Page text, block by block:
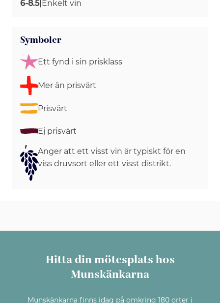
6-8.5|Enkelt vin
Symboler
Ett fynd i sin prisklass
Mer än prisvärt
Prisvärt
Ej prisvärt
Anger att ett visst vin är typiskt för en
viss druvsort eller ett visst distrikt.
Hitta din mötesplats hos
Munskänkarna
Munskänkarna finns idag på omkring 180 orter i